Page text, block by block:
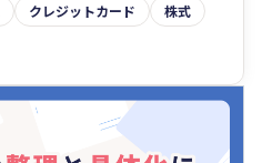
クレジットカード
株式